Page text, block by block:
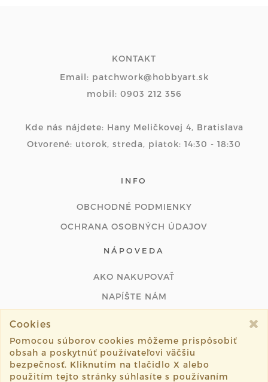
KONTAKT
Email: patchwork@hobbyart.sk
mobil: 0903 212 356
Kde nás nájdete: Hany Meličkovej 4, Bratislava
Otvorené: utorok, streda, piatok: 14:30 - 18:30
INFO
OBCHODNÉ PODMIENKY
OCHRANA OSOBNÝCH ÚDAJOV
NÁPOVEDA
AKO NAKUPOVAŤ
NAPÍŠTE NÁM
©2026 hobbyart.sk všetky práva vyhradené.
Cookies
Pomocou súborov cookies môžeme prispôsobiť
obsah a poskytnúť používateľovi väčšiu
bezpečnosť. Kliknutím na tlačidlo X alebo
použitím tejto stránky súhlasíte s používaním